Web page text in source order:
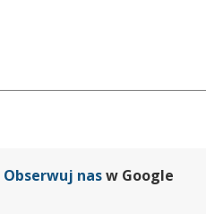
Obserwuj nasw Google